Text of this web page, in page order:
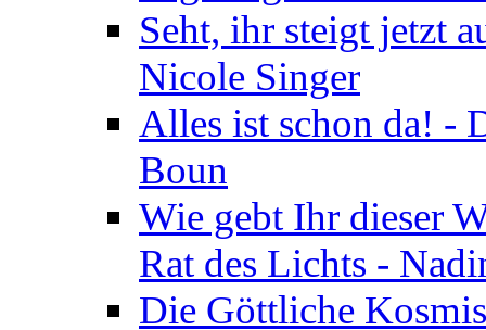
Seht, ihr steigt jetzt
Nicole Singer
Alles ist schon da! -
Boun
Wie gebt Ihr dieser
Rat des Lichts -
Die Göttliche